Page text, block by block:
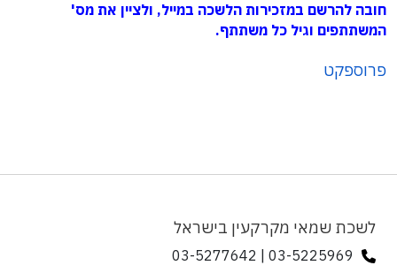
חובה להרשם במזכירות הלשכה במייל, ולציין את מס'
המשתתפים וגיל כל משתתף.
פרוספקט
לשכת שמאי מקרקעין בישראל
03-5225969 | 03-5277642